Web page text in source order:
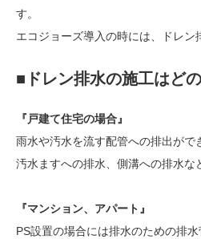
す。
エコジョーズ導入の時には、ドレン
■ドレン排水の施工はど
『戸建て住宅の場合』
雨水や汚水を流す配管への排出がで
汚水ますへの排水、側溝への排水な
『マンション、アパート』
PS設置の場合には排水のための排水